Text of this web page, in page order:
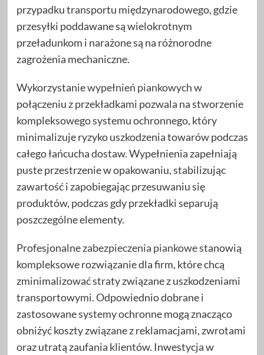
przypadku transportu międzynarodowego, gdzie
przesyłki poddawane są wielokrotnym
przeładunkom i narażone są na różnorodne
zagrożenia mechaniczne.
Wykorzystaniewypełnień piankowychw
połączeniu z przekładkami pozwala na stworzenie
kompleksowego systemu ochronnego, który
minimalizuje ryzyko uszkodzenia towarów podczas
całego łańcucha dostaw. Wypełnienia zapełniają
puste przestrzenie w opakowaniu, stabilizując
zawartość i zapobiegając przesuwaniu się
produktów, podczas gdy przekładki separują
poszczególne elementy.
Profesjonalnezabezpieczenia piankowestanowią
kompleksowe rozwiązanie dla firm, które chcą
zminimalizować straty związane z uszkodzeniami
transportowymi. Odpowiednio dobrane i
zastosowane systemy ochronne mogą znacząco
obniżyć koszty związane z reklamacjami, zwrotami
oraz utratą zaufania klientów. Inwestycja w